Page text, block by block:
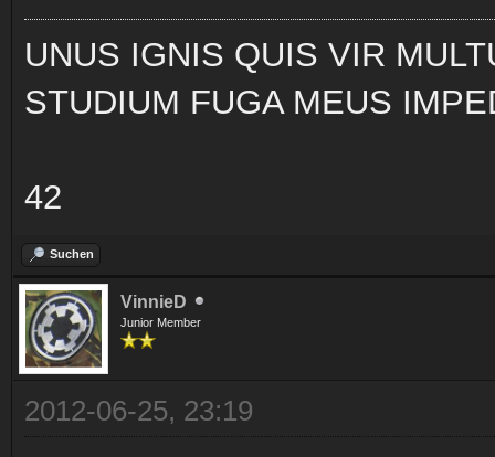
UNUS IGNIS QUIS VIR
STUDIUM FUGA MEUS
42
Suchen
VinnieD
Junior Member
2012-06-25, 23:19